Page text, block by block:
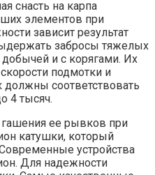
элементов при
зависит результат
забросы тяжелых
и с корягами. Их
подмотки и
соответствовать
4 тысяч.
ее рывков при
катушки, который
устройства
Для надежности